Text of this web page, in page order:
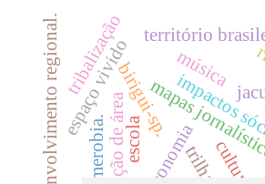
mapas
birigui-sp.impactos
espaço vivido
cultura.
variação de área
território
desenvolvimento regional. trilhas
hemerobia.
tribalização
escola
música